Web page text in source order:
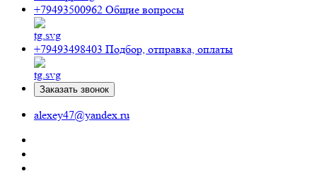
+79493500962 Общие вопросы
+79493498403 Подбор, отправка, оплаты
Заказать звонок
alexey47@yandex.ru